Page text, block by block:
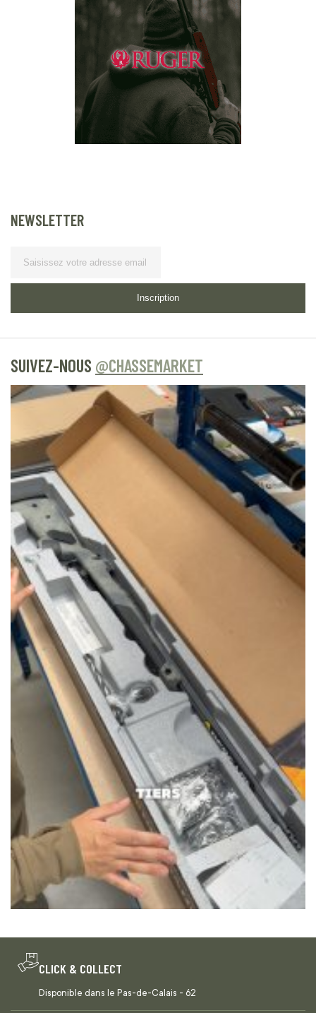
NEWSLETTER
Inscription
SUIVEZ-NOUS @CHASSEMARKET
CLICK & COLLECT
Disponible dans le Pas-de-Calais - 62